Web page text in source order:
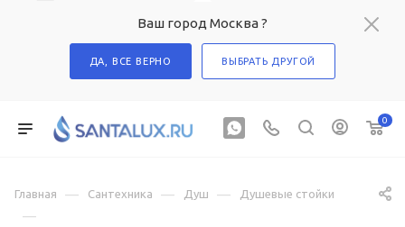
Ваш город Москва ?
ДА, ВСЕ ВЕРНО ВЫБРАТЬ ДРУГОЙ
0
Главная — Сантехника — Душ — Душевые стойки
—